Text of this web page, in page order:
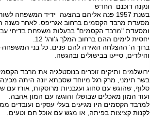
ונקנה דוכנם החדש
בשנת 1957 פנה אליהם בהצעה ידיד המשפחה
מסעדת מרבד הקסמים ברחוב אגריפס. לאחר כשנה
ומסעדת "מרבד הקסמים" בבעלות משפחת בדיחי
יחסית לימים ההם ברחוב המלך ג'ורג' 12.
ברוך ה' ההצלחה האירה להם פנים. כל בני
והילדים, סייעו בבישולים ובהגשה.
ירושלמים ותיקים זוכרים בנוסטלגיה את מרבד
בשר תימני, מרק רגל מיוחד שסבתא יונה היתה
סלוף, שהוגש עם סחוג ועגבניות מרוסקות, אורז עם
ועוד המון מאכלים שבושלו והוגשו עם המון אהבה.
למרבד הקסמים היו מגיעים בעלי עסקים ועובדים
לקנות קציצות בפיתה, או מגש עם אוכל חם וטעים.